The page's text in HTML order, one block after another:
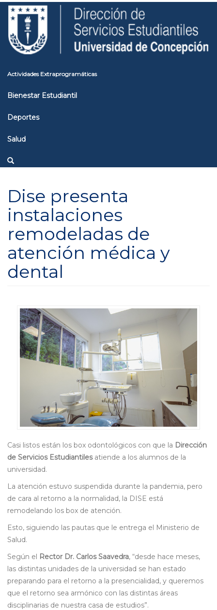
Pasar
contenido
principal
Toggle
high
contrast
Actividades Extraprogramáticas
Bienestar Estudiantil
Deportes
Salud
Dise presenta
instalaciones
remodeladas de
atención médica y
dental
Casi listos están los box odontológicos con que la Dirección
de Servicios Estudiantilesatiende a los alumnos de la
universidad.
La atención estuvo suspendida durante la pandemia, pero
de cara al retorno a la normalidad, la DISE está
remodelando los box de atención.
Esto, siguiendo las pautas que le entrega el Ministerio de
Salud.
Según el Rector Dr. Carlos Saavedra, “desde hace meses,
las distintas unidades de la universidad se han estado
preparando para el retorno a la presencialidad, y queremos
que el retorno sea armónico con las distintas áreas
disciplinarias de nuestra casa de estudios”.